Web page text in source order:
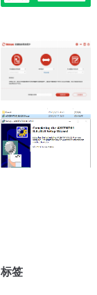
标签